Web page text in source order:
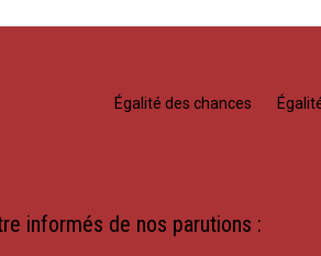
Égalité des chances
informés de nos parutions :